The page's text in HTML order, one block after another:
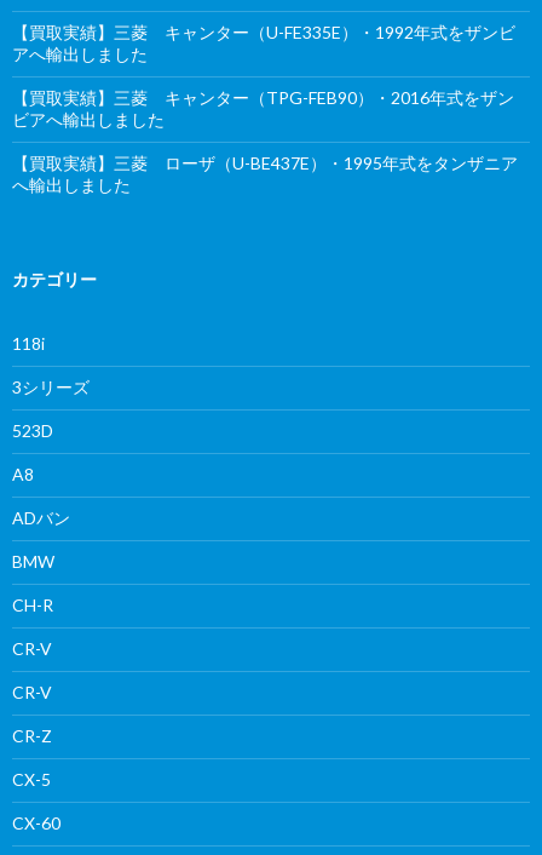
【買取実績】三菱 キャンター（U-FE335E）・1992年式をザンビ
アへ輸出しました
【買取実績】三菱 キャンター（TPG-FEB90）・2016年式をザン
ビアへ輸出しました
【買取実績】三菱 ローザ（U-BE437E）・1995年式をタンザニア
へ輸出しました
カテゴリー
118i
3シリーズ
523D
A8
ADバン
BMW
CH-R
CR-V
CR-V
CR-Z
CX-5
CX-60